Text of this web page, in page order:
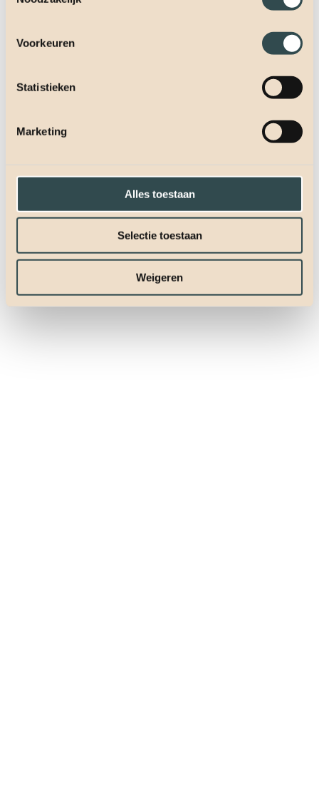
Voorkeuren
Statistieken
Marketing
Alles toestaan
Selectie toestaan
Weigeren